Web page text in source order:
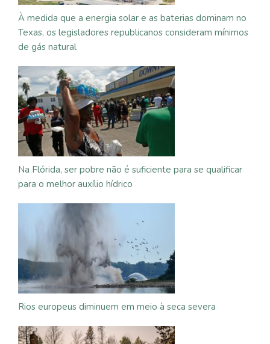
À medida que a energia solar e as baterias dominam no
Texas, os legisladores republicanos consideram mínimos
de gás natural
Na Flórida, ser pobre não é suficiente para se qualificar
para o melhor auxílio hídrico
Rios europeus diminuem em meio à seca severa